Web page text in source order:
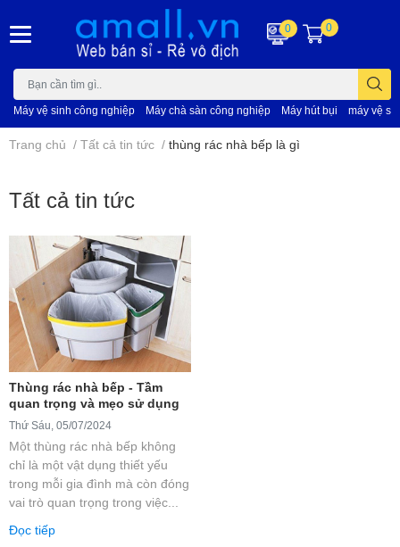
Máy vệ sinh công nghiệp Máy chà sàn công nghiệp Máy hút bụi máy vệ
0 0
Trang chủ / Tất cả tin tức / thùng rác nhà bếp là gì
Tất cả tin tức
Thùng rác nhà bếp - Tầm
quan trọng và mẹo sử dụng
Thứ Sáu, 05/07/2024
Một thùng rác nhà bếp không
chỉ là một vật dụng thiết yếu
trong mỗi gia đình mà còn đóng
vai trò quan trọng trong việc...
Đọc tiếp